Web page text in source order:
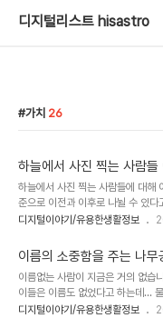
디지털리스트 hisastro
가치 26
하늘에서 사진 찍는 사람들
하늘에서 사진 찍는 사람들에 대해
준으로 이전과 이후로 나뉠 수 있
막아 섭니다. 간단히 쓰려고 한건데
단히... 그래서 이에 대해 간단히 언
마무리 져야 할 듯 합니다. 우선 먼
로 유명한 얀 아르튀스 베르트
들 아실겁니다. 아래의 사진이 그
이라서 더 언급하긴 그렇고... 보신
디지털이야기/유용한생활정보
이름의 소중함을 주는 나무
이름없는 사람이 지금은 거의 없습
이들은 이름도 없었다고 하는데...
이름을 갖고 있지 않은 이를 찾을
디지털이야기/유용한생활정보